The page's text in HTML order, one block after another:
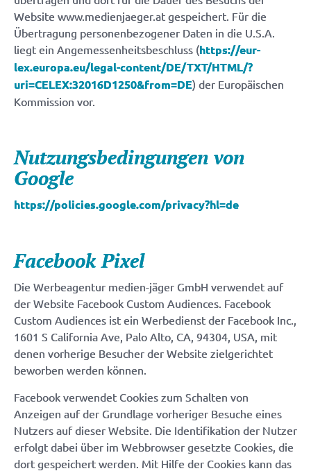
Website www.medienjaeger.at gespeichert. Für die
Übertragung personenbezogener Daten in die U.S.A.
liegt ein Angemessenheitsbeschluss (https://eur-
lex.europa.eu/legal-content/DE/TXT/HTML/?
uri=CELEX:32016D1250&from=DE) der Europäischen
Kommission vor.
Nutzungsbedingungen von
Google
https://policies.google.com/privacy?hl=de
Facebook Pixel
Die Werbeagentur medien-jäger GmbH verwendet auf
der Website Facebook Custom Audiences. Facebook
Custom Audiences ist ein Werbedienst der Facebook Inc.,
1601 S California Ave, Palo Alto, CA, 94304, USA, mit
denen vorherige Besucher der Website zielgerichtet
beworben werden können.
Facebook verwendet Cookies zum Schalten von
Anzeigen auf der Grundlage vorheriger Besuche eines
Nutzers auf dieser Website. Die Identifikation der Nutzer
erfolgt dabei über im Webbrowser gesetzte Cookies, die
dort gespeichert werden. Mit Hilfe der Cookies kann das